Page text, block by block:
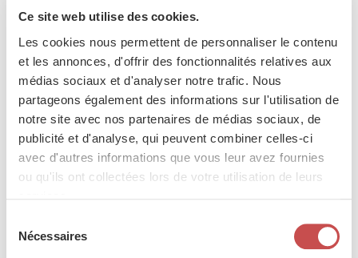
Ce site web utilise des cookies.
Les cookies nous permettent de personnaliser le contenu
et les annonces, d'offrir des fonctionnalités relatives aux
médias sociaux et d'analyser notre trafic. Nous
partageons également des informations sur l'utilisation de
notre site avec nos partenaires de médias sociaux, de
publicité et d'analyse, qui peuvent combiner celles-ci
avec d'autres informations que vous leur avez fournies
ou qu'ils ont collectées lors de votre utilisation de leurs
Nécessaires
Genre
Homme Femme
Prénom
Nom